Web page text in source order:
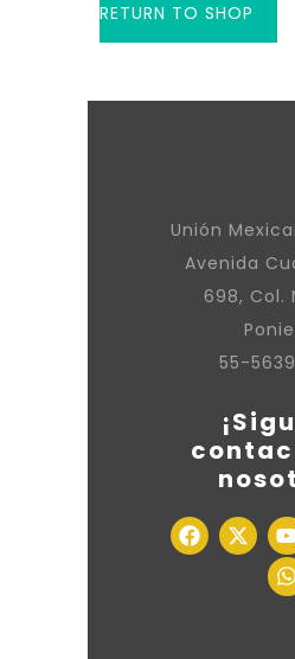
RETURN TO SHOP
Unión
Avenida
698, Col.
55-